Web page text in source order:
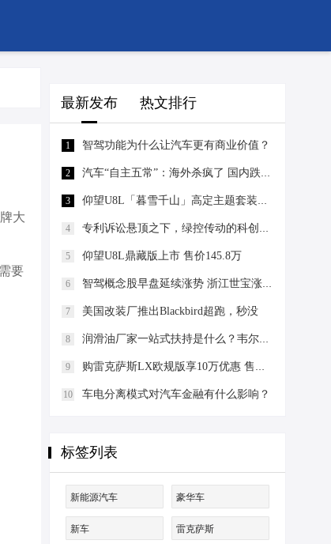
大
要
最新发布 热文排行
1 智驾功能为什么让汽车更有商业价值？
2 汽车“自主五常”：海外杀疯了 国内跌惨了丨汽势焦点
3 仰望U8L「暮雪千山」高定主题套装售价30万
4 专利诉讼悬顶之下，绿控传动的科创估值还能撑多久？
5 仰望U8L鼎藏版上市 售价145.8万
6 智驾概念股早盘延续涨势 浙江世宝涨逾11%佑驾创新涨逾10%
7 美国改装厂推出Blackbird超跑，秒没
8 润滑油厂家一站式扶持是什么？韦尔斯润滑油代理降低经营门槛
9 购雷克萨斯LX欧规版享10万优惠 售四川
10 车电分离模式对汽车金融有什么影响？
标签列表
新能源汽车 豪华车
新车 雷克萨斯